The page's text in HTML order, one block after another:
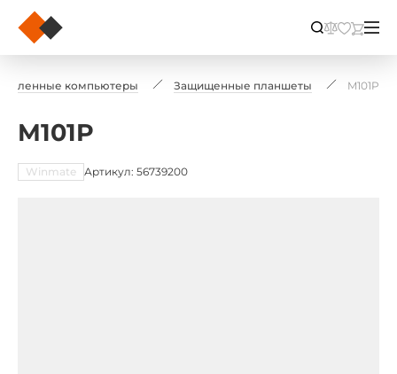
компьютеры Защищенные планшеты M101P
M101P
Winmate Артикул: 56739200